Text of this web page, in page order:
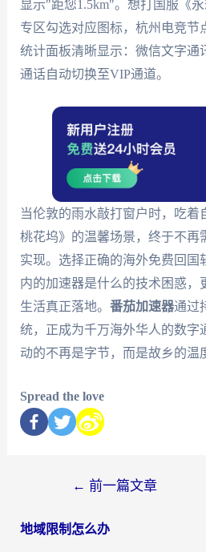
显示"距您1.5km"。想打国服《
专区勾选对应图标，杭州电竞节
统计面板清晰显示：微信文字通
通话自动切换至VIP通道。
当伦敦的雨水敲打窗户时，吃着
桃花坞》的温馨场景，终于不再
实现。选择正确的海外免费回国
内的加速器是什么的技术困惑，
生活真正落地。 番茄加速器通过
统，正成为千万海外华人的数字
动的不再是字节，而是故乡的温
Spread the love
← 前一篇文章
地域限制怎么办